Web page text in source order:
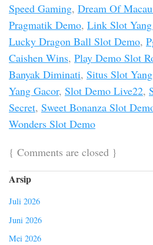
Speed Gaming, Dream Of
Pragmatik Demo, Link Slot
Lucky Dragon Ball Slot Demo,
Caishen Wins, Play Demo Slot
Banyak Diminati, Situs Slot
Yang Gacor, Slot Demo Live22,
Secret, Sweet Bonanza Slot
Wonders Slot Demo
{ Comments are closed }
Arsip
Juli 2026
Juni 2026
Mei 2026